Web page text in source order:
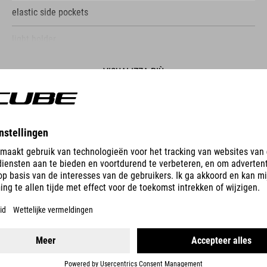
elastic side pockets
mesh back system
VISUALIZZA PIÙ
CASCO LINOK